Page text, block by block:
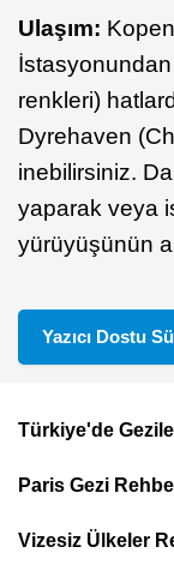
Ulaşım:
renkleri)
Dyrehaven
inebilirsiniz.
yaparak veya
yürüyüşünün
Yazıcı Dostu
Top
Menu
Türkiye'de
Paris Gezi
Vizesiz Ülkeler